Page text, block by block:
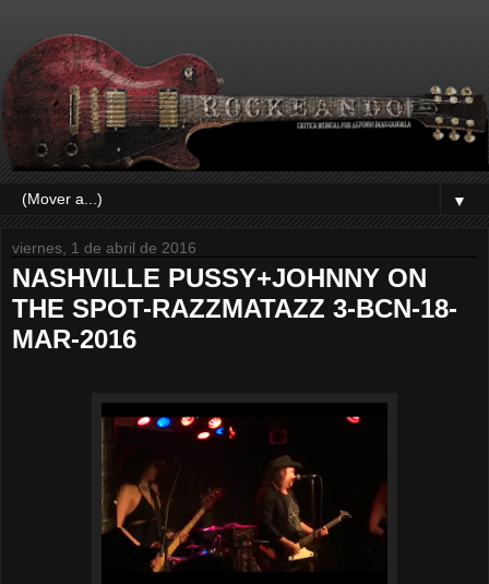
▼
viernes, 1 de abril de 2016
NASHVILLE PUSSY+JOHNNY ON
THE SPOT-RAZZMATAZZ 3-BCN-18-
MAR-2016